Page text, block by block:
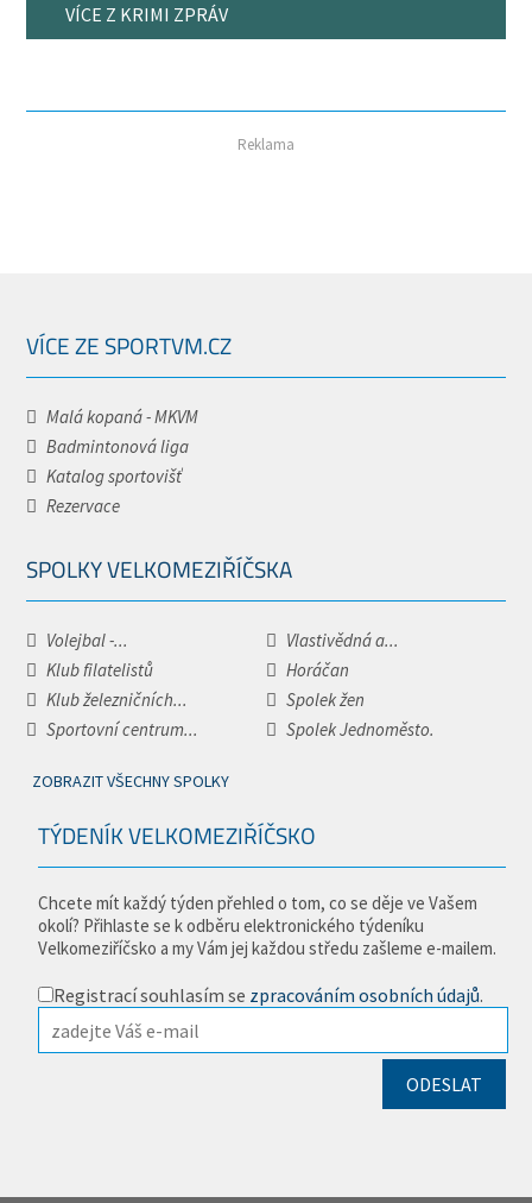
VÍCE Z KRIMI ZPRÁV
Reklama
VÍCE ZE SPORTVM.CZ
Malá kopaná - MKVM
Badmintonová liga
Katalog sportovišť
Rezervace
SPOLKY VELKOMEZIŘÍČSKA
Volejbal -...
Vlastivědná a...
Klub filatelistů
Horáčan
Klub železničních...
Spolek žen
Sportovní centrum...
Spolek Jednoměsto.
ZOBRAZIT VŠECHNY SPOLKY
TÝDENÍK VELKOMEZIŘÍČSKO
Chcete mít každý týden přehled o tom, co se děje ve Vašem
okolí? Přihlaste se k odběru elektronického týdeníku
Velkomeziříčsko a my Vám jej každou středu zašleme e-mailem.
Registrací souhlasím se zpracováním osobních údajů.